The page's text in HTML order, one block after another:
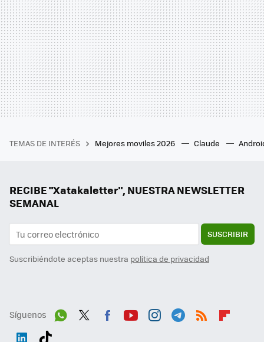
TEMAS DE INTERÉS Mejores moviles 2026 Claude
RECIBE "Xatakaletter", NUESTRA NEWSLETTER
SEMANAL
SUSCRIBIR
Suscribiéndote aceptas nuestra política de privacidad
Síguenos